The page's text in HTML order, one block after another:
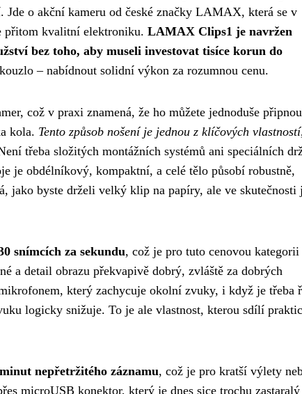
o akční kameru od české značky LAMAX, která se v
přitom kvalitní elektroniku. LAMAX Clips1 je navržen
bez toho, aby museli investovat tisíce korun do
– nabídnout solidní výkon za rozumnou cenu.
což v praxi znamená, že ho můžete jednoduše
kola. Tento způsob nošení je jednou z klíčových
třeba složitých montážních systémů ani speciálních
je obdélníkový, kompaktní, a celé tělo působí robustně,
jako byste drželi velký klip na papíry, ale ve skutečnosti
snímcích za sekundu, což je pro tuto cenovou kategorii
a detail obrazu překvapivě dobrý, zvláště za dobrých
který zachycuje okolní zvuky, i když je třeba
logicky snižuje. To je ale vlastnost, kterou sdílí
nepřetržitého záznamu, což je pro kratší výlety
microUSB konektor, který je dnes sice trochu zastaralý